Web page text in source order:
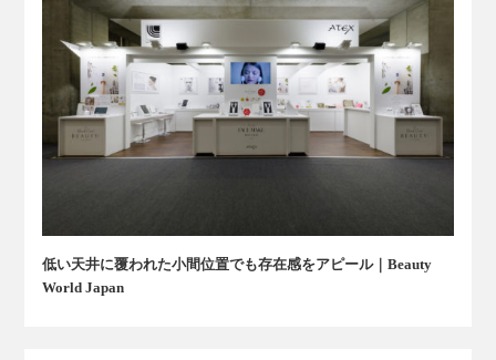
低い天井に覆われた小間位置でも存在感をアピール｜Beauty
World Japan